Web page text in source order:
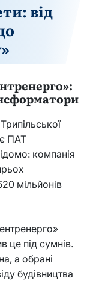
від
ПАТ
компанія
мільйонів
це під сумнів.
а обрані
будівництва